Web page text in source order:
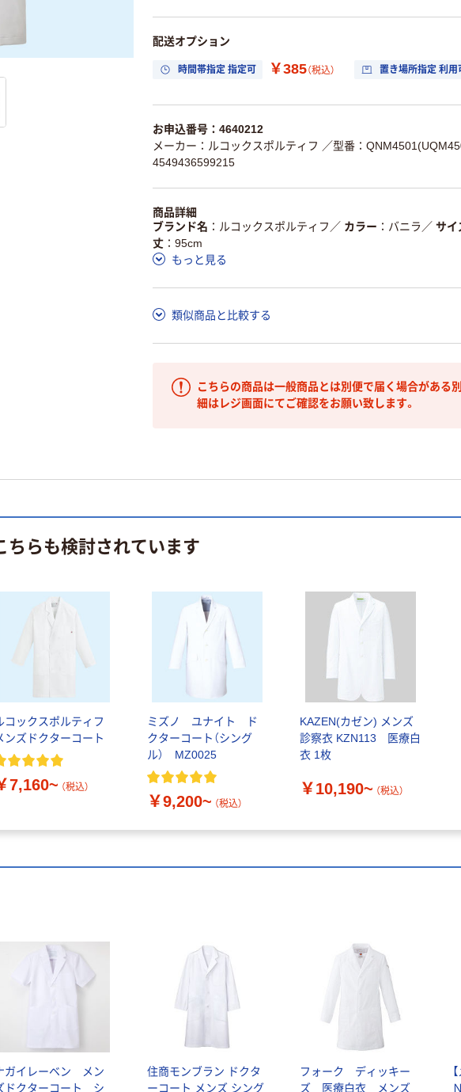
配送オプション
時間帯指定 指定可 ￥385（税込） 置き場所指定 利用
お申込番号：4640212
メーカー：ルコックスポルティフ ／型番：
4549436599215
商品詳細
ブランド名
ルコックスポルティフ ／ カラー バニラ ／ サイ
丈
95cm
もっと見る
類似商品と比較する
こちらの商品は一般商品とは別便で届く場合がある
細はレジ画面にてご確認をお願い致します。
ちらも検討されています
コックスポルティフ
ンズドクターコート
7,160~ （税込）
ミズノ ユナイト ド
クターコート（シング
ル） MZ0025
￥9,200~ （税込）
KAZEN(カゼン) メンズ
診察衣 KZN113 医療白
衣 1枚
￥10,190~ （税込）
ガイレーベン メン
ドクターコート シ
住商モンブラン ドクタ
ーコート メンズ シング
フォーク ディッキー
ズ 医療白衣 メンズ